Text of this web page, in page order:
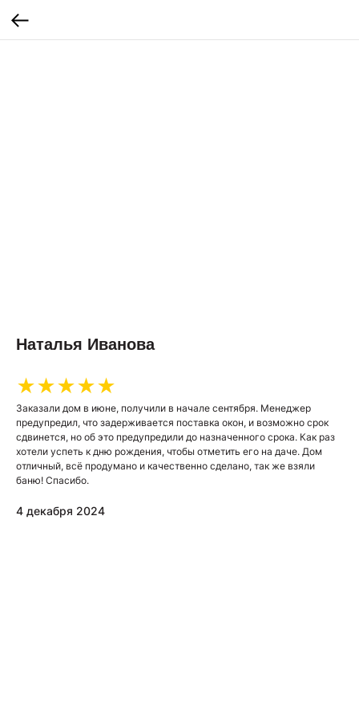
Наталья Иванова
★★★★★
Заказали дом в июне, получили в начале сентября. Менеджер
предупредил, что задерживается поставка окон, и возможно срок
сдвинется, но об это предупредили до назначенного срока. Как раз
хотели успеть к дню рождения, чтобы отметить его на даче. Дом
отличный, всё продумано и качественно сделано, так же взяли
баню! Спасибо.
4 декабря 2024